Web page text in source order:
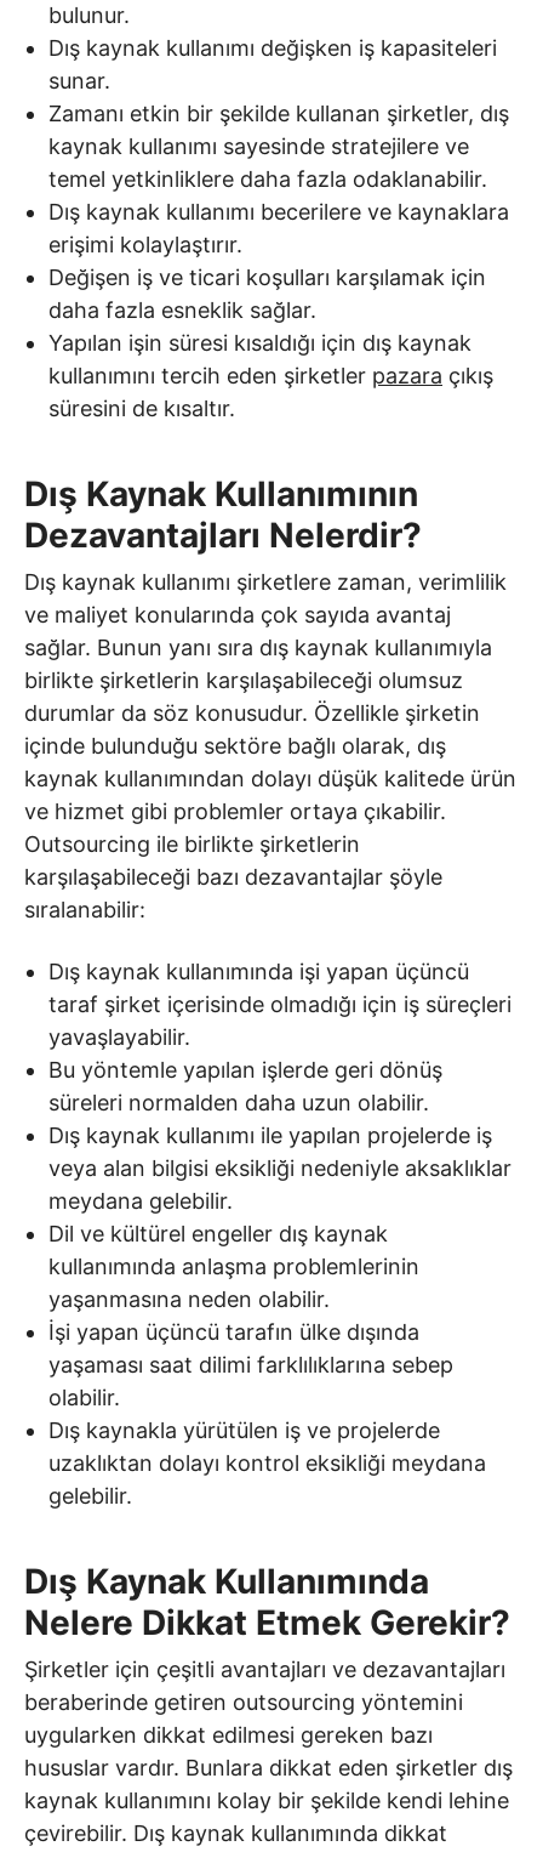
bulunur.
Dış kaynak kullanımı değişken iş kapasiteleri
sunar.
Zamanı etkin bir şekilde kullanan şirketler, dış
kaynak kullanımı sayesinde stratejilere ve
temel yetkinliklere daha fazla odaklanabilir.
Dış kaynak kullanımı becerilere ve kaynaklara
erişimi kolaylaştırır.
Değişen iş ve ticari koşulları karşılamak için
daha fazla esneklik sağlar.
Yapılan işin süresi kısaldığı için dış kaynak
kullanımını tercih eden şirketler pazara çıkış
süresini de kısaltır.
Dış Kaynak Kullanımının
Dezavantajları Nelerdir?
Dış kaynak kullanımı şirketlere zaman, verimlilik
ve maliyet konularında çok sayıda avantaj
sağlar. Bunun yanı sıra dış kaynak kullanımıyla
birlikte şirketlerin karşılaşabileceği olumsuz
durumlar da söz konusudur. Özellikle şirketin
içinde bulunduğu sektöre bağlı olarak, dış
kaynak kullanımından dolayı düşük kalitede ürün
ve hizmet gibi problemler ortaya çıkabilir.
Outsourcing ile birlikte şirketlerin
karşılaşabileceği bazı dezavantajlar şöyle
sıralanabilir:
Dış kaynak kullanımında işi yapan üçüncü
taraf şirket içerisinde olmadığı için iş süreçleri
yavaşlayabilir.
Bu yöntemle yapılan işlerde geri dönüş
süreleri normalden daha uzun olabilir.
Dış kaynak kullanımı ile yapılan projelerde iş
veya alan bilgisi eksikliği nedeniyle aksaklıklar
meydana gelebilir.
Dil ve kültürel engeller dış kaynak
kullanımında anlaşma problemlerinin
yaşanmasına neden olabilir.
İşi yapan üçüncü tarafın ülke dışında
yaşaması saat dilimi farklılıklarına sebep
olabilir.
Dış kaynakla yürütülen iş ve projelerde
uzaklıktan dolayı kontrol eksikliği meydana
gelebilir.
Dış Kaynak Kullanımında
Nelere Dikkat Etmek Gerekir?
Şirketler için çeşitli avantajları ve dezavantajları
beraberinde getiren outsourcing yöntemini
uygularken dikkat edilmesi gereken bazı
hususlar vardır. Bunlara dikkat eden şirketler dış
kaynak kullanımını kolay bir şekilde kendi lehine
çevirebilir. Dış kaynak kullanımında dikkat